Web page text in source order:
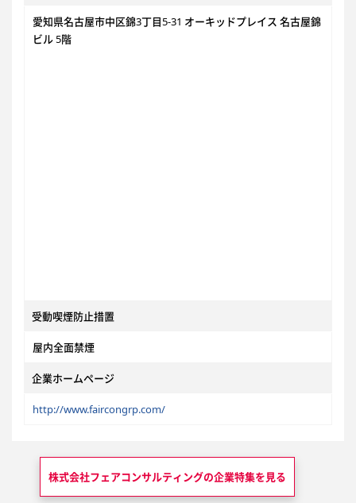
愛知県名古屋市中区錦3丁目5-31 オーキッドプレイス 名古屋錦
ビル 5階
受動喫煙防止措置
屋内全面禁煙
企業ホームページ
http://www.faircongrp.com/
株式会社フェアコンサルティングの企業特集を見る